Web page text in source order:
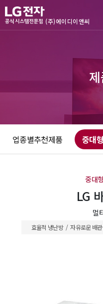
본문바로가기
(주)에이디이앤씨
업종별추천제품 중대
중대
LG
멀
효율적 냉난방 자유로운 배